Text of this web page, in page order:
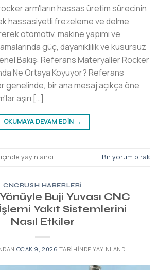
arm'ların hassas üretim sürecinin
hassasiyetli frezeleme ve delme
otomotiv, makine yapımı ve
güç, dayanıklılık ve kusursuz
Bakış: Referans Materyaller Rocker
Ne Ortaya Koyuyor? Referans
genelinde, bir ana mesaj açıkça öne
aşırı […]
OKUMAYA DEVAM EDIN →
içinde yayınlandı Bir yorum bırak
CNCRUSH HABERLERI
Buji Yuvası CNC
Yakıt Sistemlerini
Nasıl Etkiler
OCAK 9, 2026 TARIHINDE YAYINLANDI